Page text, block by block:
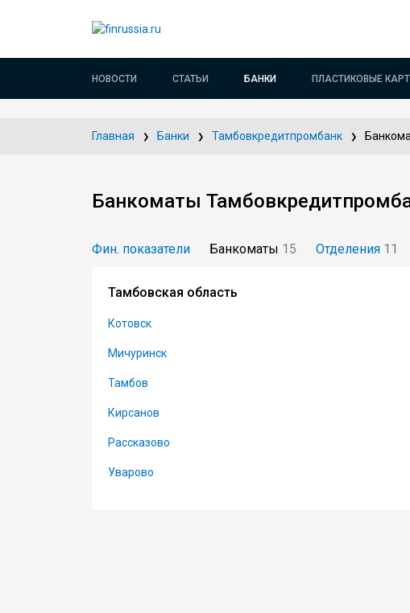
НОВОСТИ СТАТЬИ БАНКИ ПЛАСТИКОВЫЕ
Главная Банки Тамбовкредитпромбанк
Банкоматы
Фин. показатели Банкоматы 15 Отделения 11
Тамбовская область
Котовск
Мичуринск
Тамбов
Кирсанов
Рассказово
Уварово